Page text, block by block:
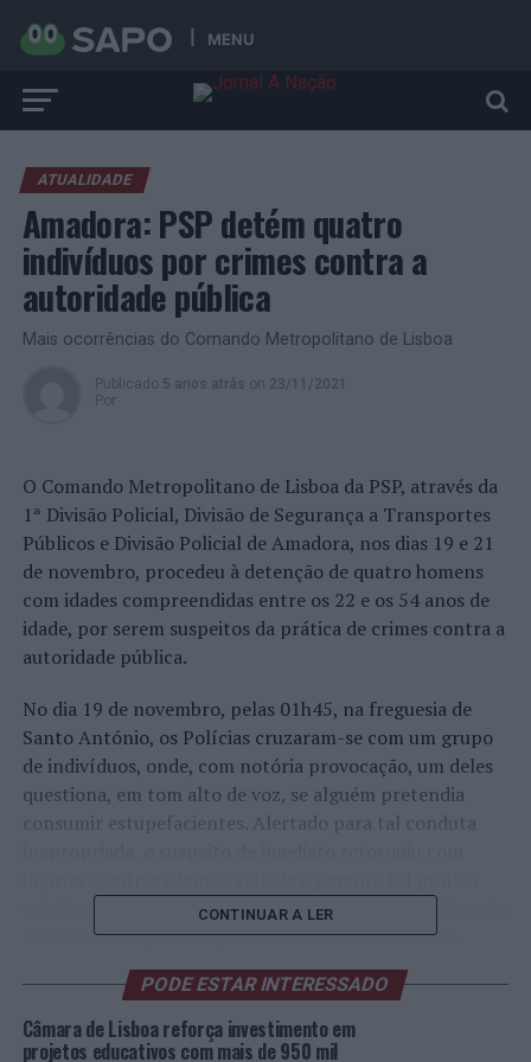
MENU
ATUALIDADE
Amadora: PSP detém quatro
indivíduos por crimes contra a
autoridade pública
Mais ocorrências do Comando Metropolitano de Lisboa
Publicado 5 anos atrás on 23/11/2021
Por
O Comando Metropolitano de Lisboa da PSP, através da
1ª Divisão Policial, Divisão de Segurança a Transportes
Públicos e Divisão Policial de Amadora, nos dias 19 e 21
de novembro, procedeu à detenção de quatro homens
com idades compreendidas entre os 22 e os 54 anos de
idade, por serem suspeitos da prática de crimes contra a
autoridade pública.
No dia 19 de novembro, pelas 01h45, na freguesia de
Santo António, os Polícias cruzaram-se com um grupo
de indivíduos, onde, com notória provocação, um deles
questiona, em tom alto de voz, se alguém pretendia
consumir estupefacientes. Alertado para tal conduta
criminal, os Polícias deram-lhe voz de detenção. Perante
tal ação, o suspeito respondeu com violência física,
resistindo violentamente à ação policial e danificando
um dos vidros laterais da viatura policial.
Durante esta intervenção policial, o outro suspeito
CONTINUAR A LER
PODE ESTAR INTERESSADO
Câmara de Lisboa reforça investimento em
projetos educativos com mais de 950 mil